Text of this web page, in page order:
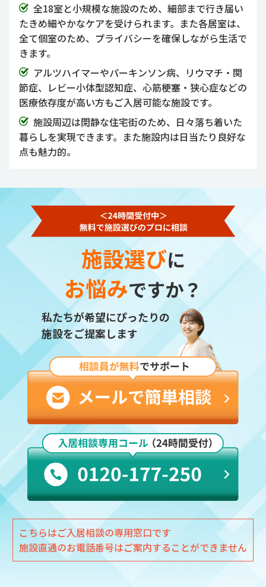
全18室と小規模な施設のため、細部まで行き届い
たきめ細やかなケアを受けられます。また各居室は、
全て個室のため、プライバシーを確保しながら生活で
きます。
アルツハイマーやパーキンソン病、リウマチ・関
節症、レビー小体型認知症、心筋梗塞・狭心症などの
医療依存度が高い方もご入居可能な施設です。
施設周辺は閑静な住宅街のため、日々落ち着いた
暮らしを実現できます。また施設内は日当たり良好な
点も魅力的。
施設選びに
お悩みですか？
私たちが希望にぴったりの
施設をご提案します
こちらはご入居相談の専用窓口です
施設直通のお電話番号はご案内することができません